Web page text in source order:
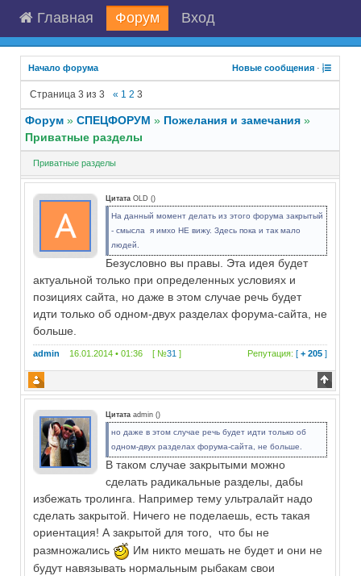
Главная Форум Вход
Начало форума Новые сообщения ·
Страница3 из3 « 1 2 3
Форум » СПЕЦФОРУМ » Пожелания и замечания »
Приватные разделы
Приватные разделы
Цитата OLD ()
На данный момент делать из этого форума закрытый
- смысла я имхо НЕ вижу. Здесь пока и так мало
людей.
Безусловно вы правы. Эта идея будет
актуальной только при определенных условиях и
позициях сайта, но даже в этом случае речь будет
идти только об одном-двух разделах форума-сайта, не
больше.
admin 16.01.2014 • 01:36 [ №31 ] Репутация: [+ 205 ]
Цитата admin ()
но даже в этом случае речь будет идти только об
одном-двух разделах форума-сайта, не больше.
В таком случае закрытыми можно
сделать радикальные разделы, дабы
избежать тролинга. Например тему ультралайт надо
сделать закрытой. Ничего не поделаешь, есть такая
ориентация! А закрытой для того, что бы не
размножались
Им никто мешать не будет и они не
будут навязывать нормальным рыбакам свои